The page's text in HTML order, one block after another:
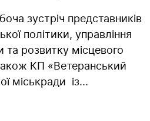
зустріч представників
політики, управління
та розвитку місцевого
КП «Ветеранський
міськради із...